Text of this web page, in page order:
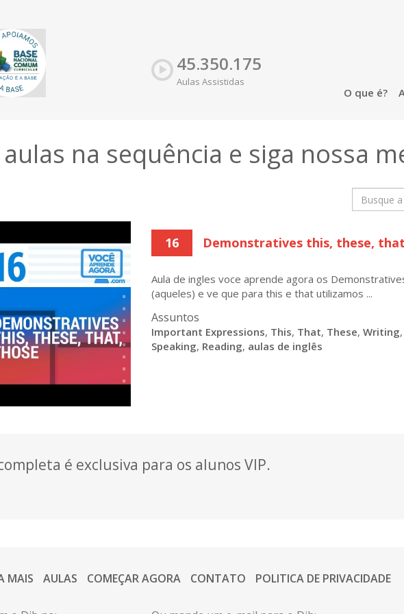
45.350.175
Aulas Assistidas
O que é?
na sequência e siga nossa
16 Demonstratives this, these,
Aula de ingles voce aprende agora os
(aqueles) e ve que para this e that utilizamos ...
Assuntos
Important Expressions, This, That, These, Writing,
Speaking, Reading, aulas de inglês
é exclusiva para os alunos VIP.
MAIS AULAS COMEÇAR AGORA CONTATO POLITICA DE PRIVACIDADE